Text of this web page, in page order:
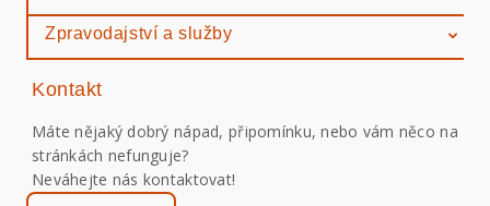
Zpravodajství a služby
Kontakt
Máte nějaký dobrý nápad, připomínku, nebo vám něco na
stránkách nefunguje?
Neváhejte nás kontaktovat!